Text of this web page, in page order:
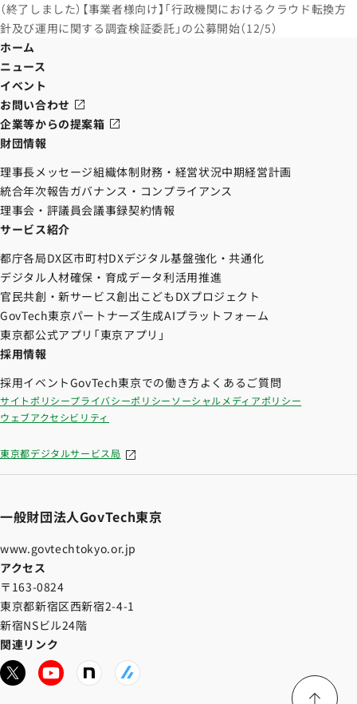
（終了しました）【事業者様向け】「行政機関におけるクラウド転換方
針及び運用に関する調査検証委託」の公募開始（12/5）
ホーム
ニュース
イベント
お問い合わせ
企業等からの提案箱
サイトポリシープライバシーポリシーソーシャルメディアポリシー
ウェブアクセシビリティ
東京都デジタルサービス局
財団情報
理事長メッセージ組織体制財務・経営状況中期経営計画
統合年次報告ガバナンス・コンプライアンス
理事会・評議員会議事録契約情報
サービス紹介
都庁各局DX区市町村DXデジタル基盤強化・共通化
デジタル人材確保・育成データ利活用推進
官民共創・新サービス創出 こどもDXプロジェクト
GovTech東京パートナーズ生成AIプラットフォーム
東京都公式アプリ「東京アプリ」
採用情報
採用イベントGovTech東京での働き方よくあるご質問
一般財団法人GovTech東京
www.govtechtokyo.or.jp
アクセス
〒163-0824
東京都新宿区西新宿2-4-1
新宿NSビル24階
関連リンク